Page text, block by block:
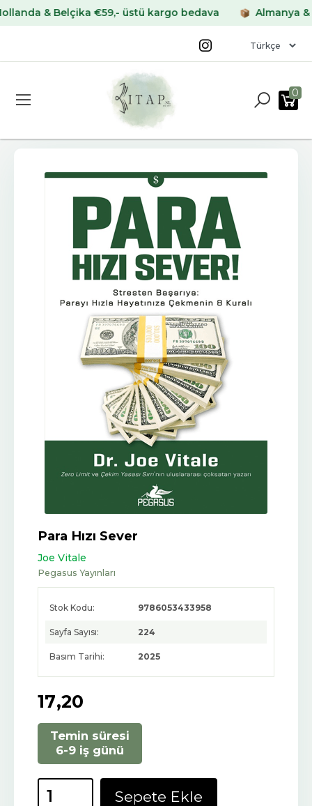
& Belçika €59,- üstü kargo bedava Almanya &
0
Para Hızı Sever
Joe Vitale
Pegasus Yayınları
Stok Kodu: 9786053433958
Sayfa Sayısı: 224
Basım Tarihi: 2025
17,20
Temin süresi
6-9 iş günü
Sepete Ekle